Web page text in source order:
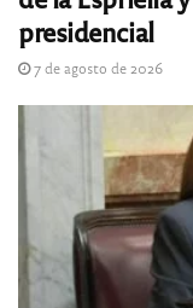
presidencial
7 de agosto de 2026